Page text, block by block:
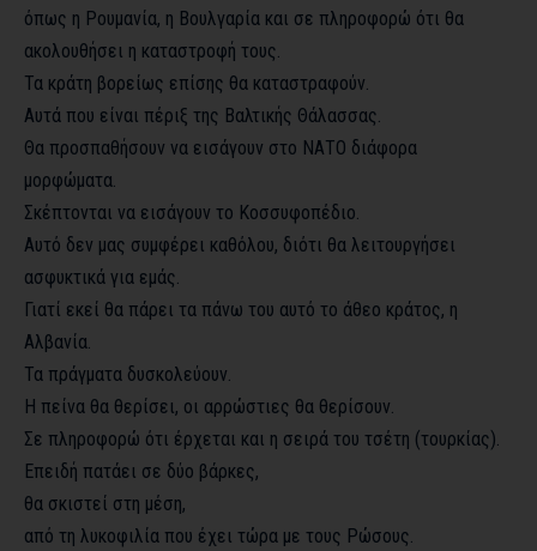
όπως η Ρουμανία, η Βουλγαρία και σε πληροφορώ ότι θα
ακολουθήσει η καταστροφή τους.
Τα κράτη βορείως επίσης θα καταστραφούν.
Αυτά που είναι πέριξ της Βαλτικής Θάλασσας.
Θα προσπαθήσουν να εισάγουν στο ΝΑΤΟ διάφορα
μορφώματα.
Σκέπτονται να εισάγουν το Κοσσυφοπέδιο.
Αυτό δεν μας συμφέρει καθόλου, διότι θα λειτουργήσει
ασφυκτικά για εμάς.
Γιατί εκεί θα πάρει τα πάνω του αυτό το άθεο κράτος, η
Αλβανία.
Τα πράγματα δυσκολεύουν.
Η πείνα θα θερίσει, οι αρρώστιες θα θερίσουν.
Σε πληροφορώ ότι έρχεται και η σειρά του τσέτη (τουρκίας).
Επειδή πατάει σε δύο βάρκες,
θα σκιστεί στη μέση,
από τη λυκοφιλία που έχει τώρα με τους Ρώσους.